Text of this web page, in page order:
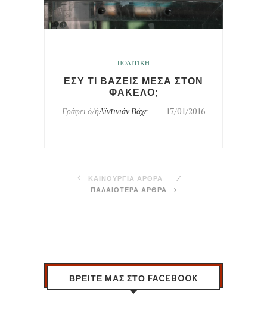
ΠΟΛΙΤΙΚΗ
ΕΣΥ ΤΙ ΒΑΖΕΙΣ ΜΕΣΑ ΣΤΟΝ
ΦΑΚΕΛΟ;
Γράφει ό/ήΑϊντινιάν Βάχε 17/01/2016
ΚΑΙΝΟΥΡΓΙΑ ΑΡΘΡΑ
ΠΑΛΑΙΟΤΕΡΑ ΑΡΘΡΑ
ΒΡΕΙΤΕ ΜΑΣ ΣΤΟ FACEBOOK